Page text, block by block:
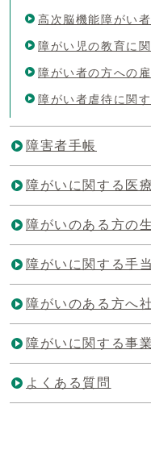
高次脳機能障がい
障がい児の教育に
障がい者の方への
障がい者虐待に関
障害者手帳
障がいに関する医
障がいのある方の
障がいに関する手
障がいのある方へ
障がいに関する事
よくある質問